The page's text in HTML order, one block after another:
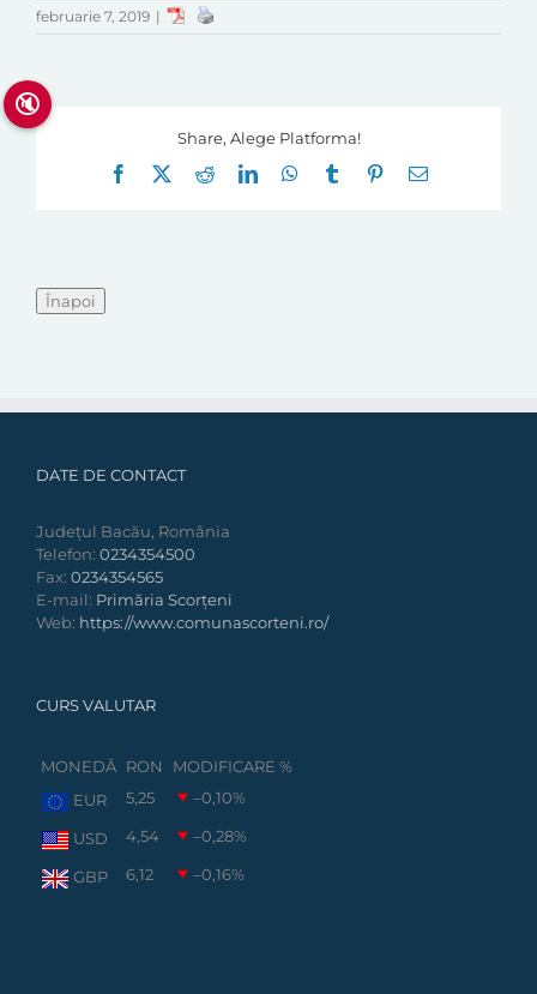
februarie 7, 2019 |
Share, Alege Platforma!
Facebook
RedditLinkedInWhatsApp
Tumblr Pinterest
E-
DATE DE CONTACT
Județul Bacău, România
Telefon: 0234354500
Fax: 0234354565
E-mail: Primăria Scorțeni
Web: https://www.comunascorteni.ro/
CURS VALUTAR
MONEDĂ RON
MODIFICARE %
EUR
5,25 –0,10%
USD 4,54 –0,28%
GBP 6,12 –0,16%
🔇